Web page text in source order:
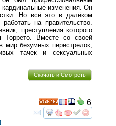
изменения. Он
Но всё это в далёком
на правительство.
преступления которого
Торрето. Вместе со своей
мир безумных перестрелок,
тачек и сексуальных
Скачать и Смотреть
смотретьинтересует
HD
6